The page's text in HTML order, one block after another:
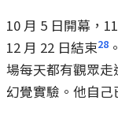
10 月 5 日開幕，
12 月 22 日結束28
場每天都有觀眾
幻覺實驗。他自己